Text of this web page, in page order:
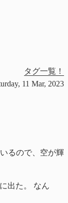
タグ一覧！
11 Mar, 2023
るので、空が輝
出た。 なん